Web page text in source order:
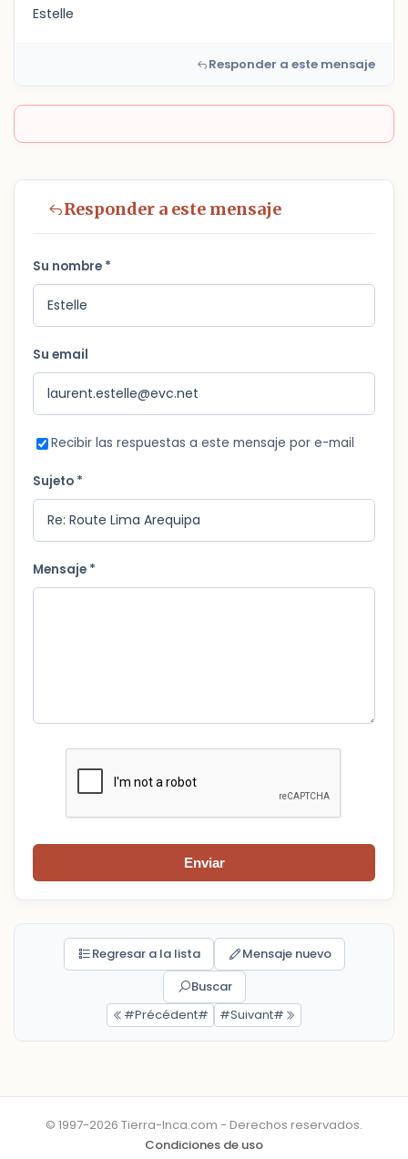
Estelle
Responder a este mensaje
Responder a este mensaje
Su nombre *
Su email
Recibir las respuestas a este mensaje por e-mail
Sujeto *
Mensaje *
Enviar
Regresar a la lista
Mensaje nuevo
Buscar
#Précédent#
#Suivant#
© 1997-2026 Tierra-Inca.com - Derechos reservados.
Condiciones de uso